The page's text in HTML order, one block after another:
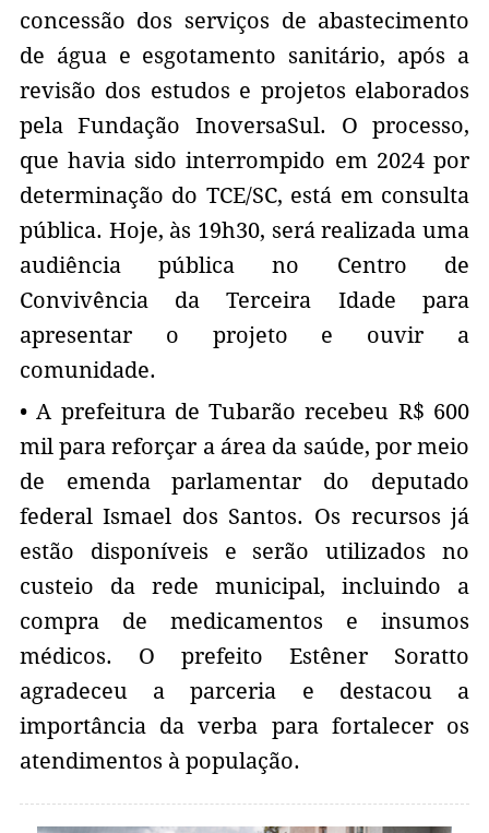
concessão dos serviços de abastecimento
de água e esgotamento sanitário, após a
revisão dos estudos e projetos elaborados
pela Fundação InoversaSul. O processo,
que havia sido interrompido em 2024 por
determinação do TCE/SC, está em consulta
pública. Hoje, às 19h30, será realizada uma
audiência pública no Centro de
Convivência da Terceira Idade para
apresentar o projeto e ouvir a
comunidade.
• A prefeitura de Tubarão recebeu R$ 600
mil para reforçar a área da saúde, por meio
de emenda parlamentar do deputado
federal Ismael dos Santos. Os recursos já
estão disponíveis e serão utilizados no
custeio da rede municipal, incluindo a
compra de medicamentos e insumos
médicos. O prefeito Estêner Soratto
agradeceu a parceria e destacou a
importância da verba para fortalecer os
atendimentos à população.